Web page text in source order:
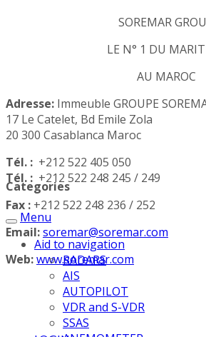
SOREMAR
LE N° 1 DU
AU MAROC
Adresse: Immeuble GROUPE
17 Le Catelet, Bd Emile Zola
20 300 Casablanca Maroc
Tél. : +212 522 405 050
Tél. : +212 522 248 245 / 249
Fax : +212 522 248 236 / 252
Email:soremar@soremar.com
Web:www.soremar.com
Categories
Menu
Aid to navigation
RADARS
AIS
AUTOPILOT
VDR and S-VDR
SSAS